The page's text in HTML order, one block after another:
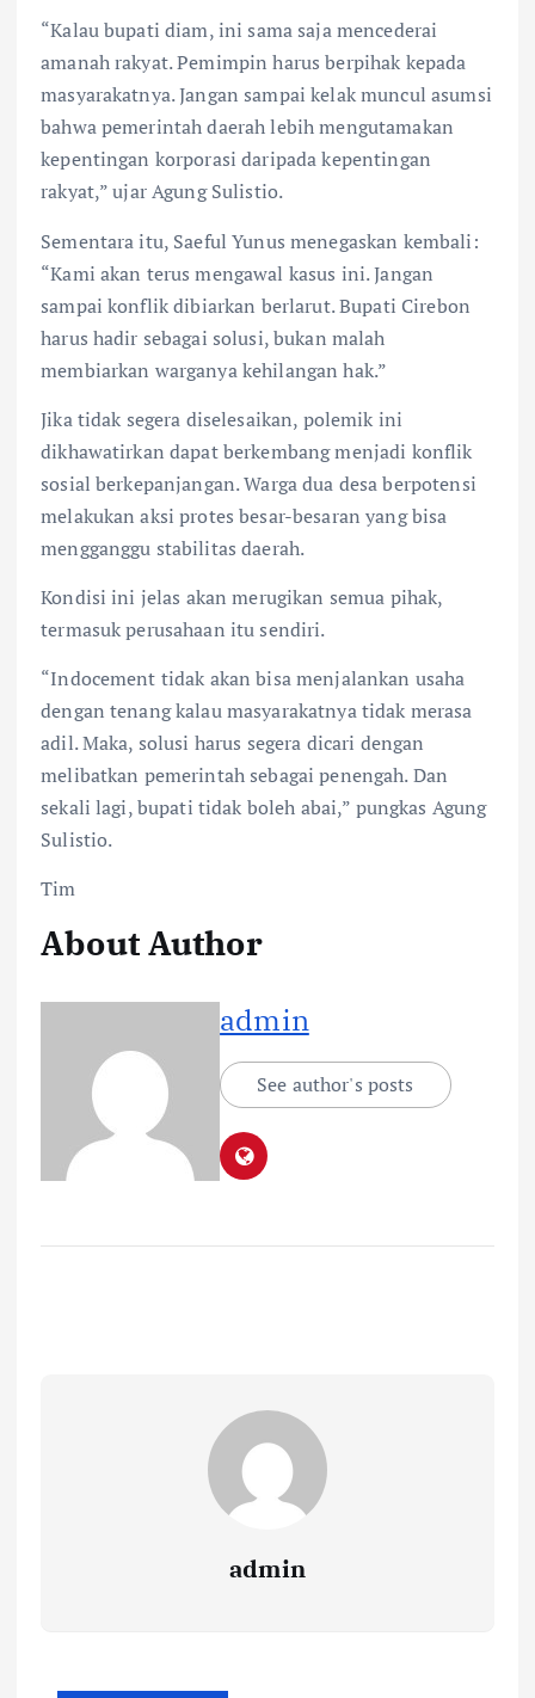
“Kalau bupati diam, ini sama saja mencederai
amanah rakyat. Pemimpin harus berpihak kepada
masyarakatnya. Jangan sampai kelak muncul asumsi
bahwa pemerintah daerah lebih mengutamakan
kepentingan korporasi daripada kepentingan
rakyat,” ujar Agung Sulistio.
Sementara itu, Saeful Yunus menegaskan kembali:
“Kami akan terus mengawal kasus ini. Jangan
sampai konflik dibiarkan berlarut. Bupati Cirebon
harus hadir sebagai solusi, bukan malah
membiarkan warganya kehilangan hak.”
Jika tidak segera diselesaikan, polemik ini
dikhawatirkan dapat berkembang menjadi konflik
sosial berkepanjangan. Warga dua desa berpotensi
melakukan aksi protes besar-besaran yang bisa
mengganggu stabilitas daerah.
Kondisi ini jelas akan merugikan semua pihak,
termasuk perusahaan itu sendiri.
“Indocement tidak akan bisa menjalankan usaha
dengan tenang kalau masyarakatnya tidak merasa
adil. Maka, solusi harus segera dicari dengan
melibatkan pemerintah sebagai penengah. Dan
sekali lagi, bupati tidak boleh abai,” pungkas Agung
Sulistio.
Tim
About Author
admin
See author's posts
admin